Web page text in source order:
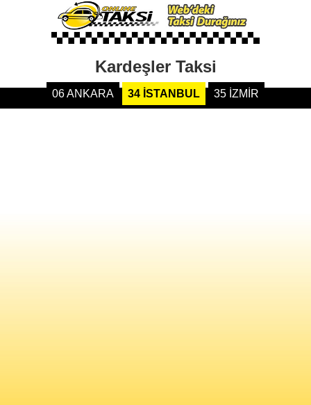
Kardeşler Taksi
06 ANKARA 34 İSTANBUL 35 İZMİR